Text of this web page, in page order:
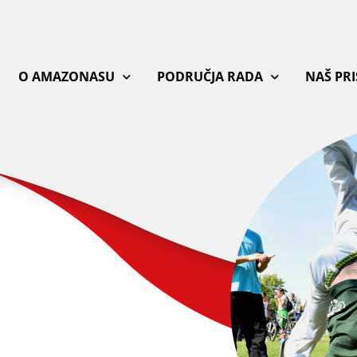
O AMAZONASU PODRUČJA RADA NAŠ